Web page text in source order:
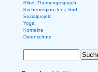
Bibel- Themengespräch
Kirchenregion Jena-Süd
Sozialprojekt
Yoga
Kontakte
Datenschutz